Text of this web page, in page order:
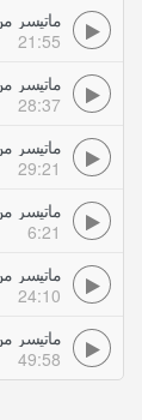
21:55
28:37
29:21
6:21
24:10
49:58